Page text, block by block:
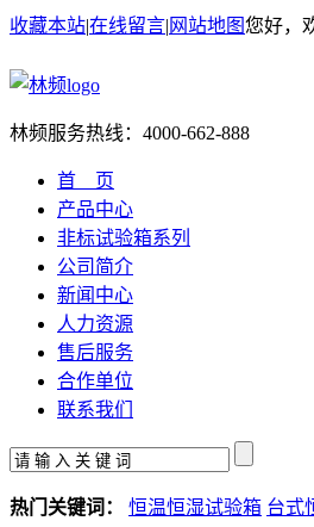
收藏本站|在线留言| 网站地图您好，
林频服务热线： 4000-662-888
首 页
产品中心
非标试验箱系列
公司简介
新闻中心
人力资源
售后服务
合作单位
联系我们
热门关键词： 恒温恒湿试验箱 台式